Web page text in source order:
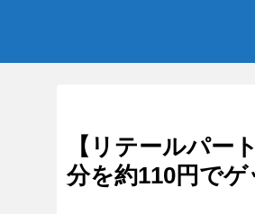
【リテールパー
分を約110円でゲ